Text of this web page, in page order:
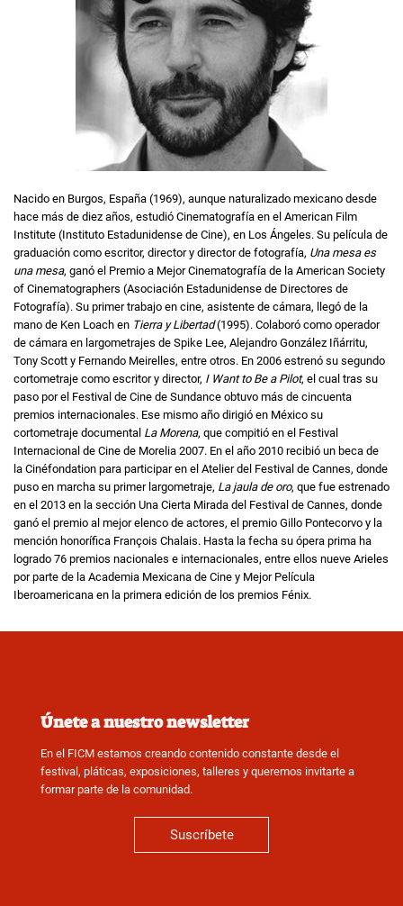
Nacido en Burgos, España (1969), aunque naturalizado mexicano desde
hace más de diez años, estudió Cinematografía en el American Film
Institute (Instituto Estadunidense de Cine), en Los Ángeles. Su película de
graduación como escritor, director y director de fotografía, Una mesa es
una mesa, ganó el Premio a Mejor Cinematografía de la American Society
of Cinematographers (Asociación Estadunidense de Directores de
Fotografía). Su primer trabajo en cine, asistente de cámara, llegó de la
mano de Ken Loach en Tierra y Libertad(1995). Colaboró como operador
de cámara en largometrajes de Spike Lee, Alejandro González Iñárritu,
Tony Scott y Fernando Meirelles, entre otros. En 2006 estrenó su segundo
cortometraje como escritor y director, I Want to Be a Pilot, el cual tras su
paso por el Festival de Cine de Sundance obtuvo más de cincuenta
premios internacionales. Ese mismo año dirigió en México su
cortometraje documental La Morena, que compitió en el Festival
Internacional de Cine de Morelia 2007. En el año 2010 recibió un beca de
la Cinéfondation para participar en el Atelier del Festival de Cannes, donde
puso en marcha su primer largometraje, La jaula de oro, que fue estrenado
en el 2013 en la sección Una Cierta Mirada del Festival de Cannes, donde
ganó el premio al mejor elenco de actores, el premio Gillo Pontecorvo y la
mención honorífica François Chalais. Hasta la fecha su ópera prima ha
logrado 76 premios nacionales e internacionales, entre ellos nueve Arieles
por parte de la Academia Mexicana de Cine y Mejor Película
Iberoamericana en la primera edición de los premios Fénix.
Únete a nuestro newsletter
En el FICM estamos creando contenido constante desde el
festival, pláticas, exposiciones, talleres y queremos invitarte a
formar parte de la comunidad.
Suscríbete